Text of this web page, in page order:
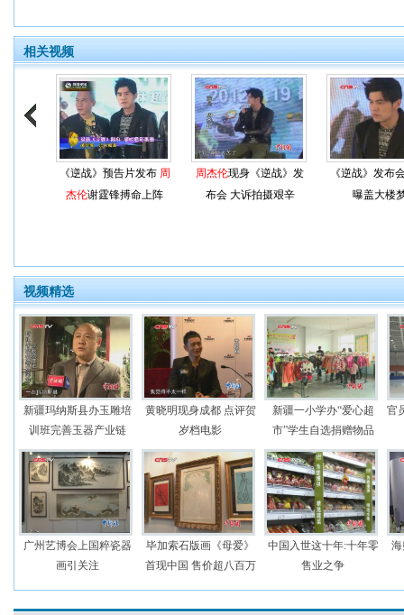
相关视频
《逆战》预告片发布 周
杰伦谢霆锋搏命上阵
周杰伦现身《逆战》发
布会 大诉拍摄艰辛
《逆战》发布
曝盖大楼
视频精选
新疆玛纳斯县办玉雕培
训班完善玉器产业链
黄晓明现身成都 点评贺
岁档电影
新疆一小学办“爱心超
市”学生自选捐赠物品
官
广州艺博会上国粹瓷器
画引关注
毕加索石版画《母爱》
首现中国 售价超八百万
中国入世这十年:十年零
售业之争